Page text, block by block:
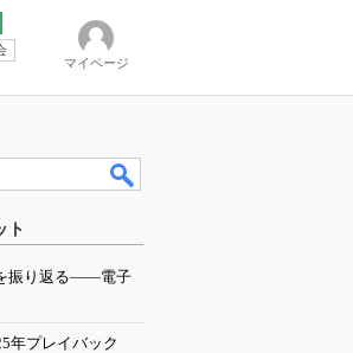
マイページ
ト
振り返る――電子
年プレイバック